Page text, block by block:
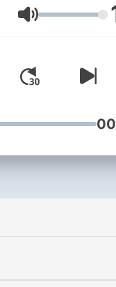
Volume